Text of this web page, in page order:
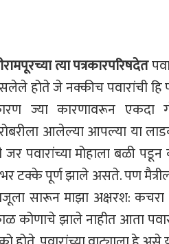
त्या पत्रकारपरिषदेत
होते जे नक्कीच पवारांची हि
ज्या कारणावरून एकदा
आलेल्या आपल्या या
जर पवारांच्या मोहाला बळी
टक्के पूर्ण झाले असते. पण
सारूनमाझा अक्षरश:
कोणाचे झाले नाहीत आता